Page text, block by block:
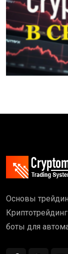
Основы
боты для